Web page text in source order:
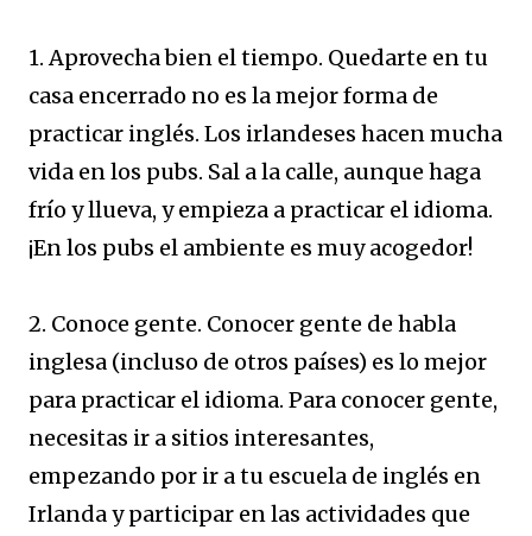
1. Aprovecha bien el tiempo. Quedarte en tu
casa encerrado no es la mejor forma de
practicar inglés. Los irlandeses hacen mucha
vida en los pubs. Sal a la calle, aunque haga
frío y llueva, y empieza a practicar el idioma.
¡En los pubs el ambiente es muy acogedor!
2. Conoce gente. Conocer gente de habla
inglesa (incluso de otros países) es lo mejor
para practicar el idioma. Para conocer gente,
necesitas ir a sitios interesantes,
empezando por ir a tu escuela de inglés en
Irlanda y participar en las actividades que